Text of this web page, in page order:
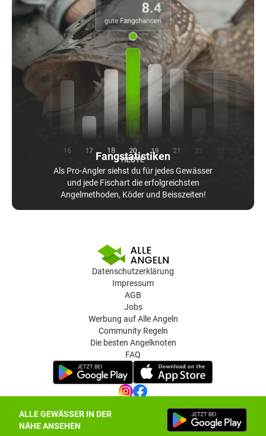
ALLE GEWÄSSER IN DER
NÄHE ANSEHEN
Fangstatistiken
Als Pro-Angler siehst du für jedes Gewässer
und jede Fischart die erfolgreichsten
Angelmethoden, Köder und Beisszeiten!
Datenschutzerklärung
Impressum
AGB
Jobs
Werbung auf Alle Angeln
Community Regeln
Die besten Angelknoten
FAQ
Datenschutz-Einstellungen